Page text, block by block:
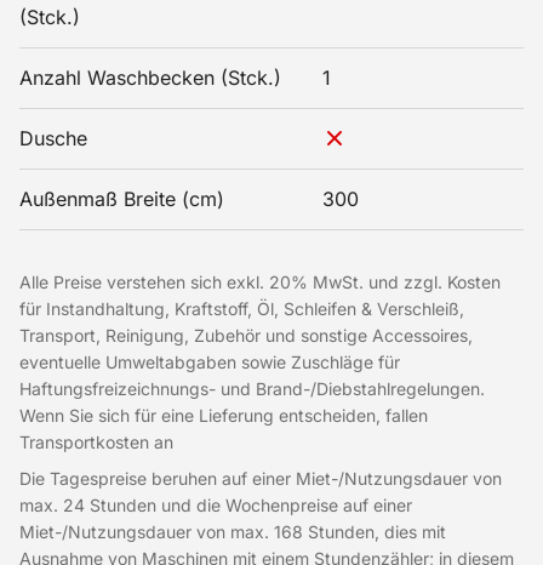
(Stck.)
Anzahl Waschbecken (Stck.) 1
Dusche
Außenmaß Breite (cm) 300
Alle Preise verstehen sich exkl. 20% MwSt. und zzgl. Kosten
für Instandhaltung, Kraftstoff, Öl, Schleifen & Verschleiß,
Transport, Reinigung, Zubehör und sonstige Accessoires,
eventuelle Umweltabgaben sowie Zuschläge für
Haftungsfreizeichnungs- und Brand-/Diebstahlregelungen.
Wenn Sie sich für eine Lieferung entscheiden, fallen
Transportkosten an
Die Tagespreise beruhen auf einer Miet-/Nutzungsdauer von
max. 24 Stunden und die Wochenpreise auf einer
Miet-/Nutzungsdauer von max. 168 Stunden, dies mit
Ausnahme von Maschinen mit einem Stundenzähler; in diesem